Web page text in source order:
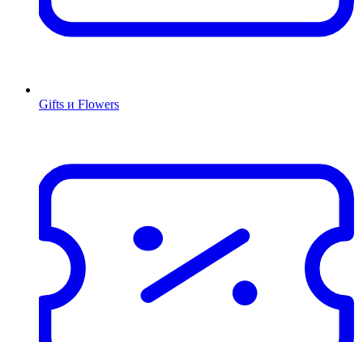
Gifts и Flowers